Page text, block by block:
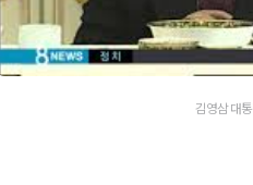
김영삼 대